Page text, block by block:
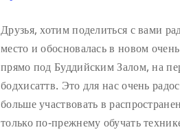
Друзья, хотим поделиться с вами
место и обосновалась в новом
прямо под Буддийским Залом, на
бодхисаттв. Это для нас очень
больше участвовать в
только по-прежнему обучать